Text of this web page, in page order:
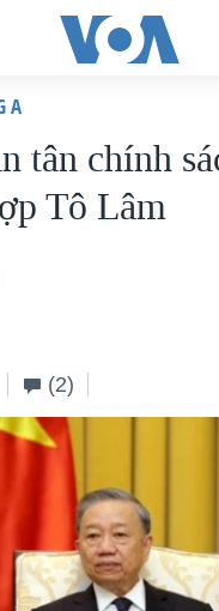
HẢI NGOẠI
THƯƠNG MẠI CỦA MỸ:
BẦU CỬ 2024
A
tân chính
Tô Lâm
(2)